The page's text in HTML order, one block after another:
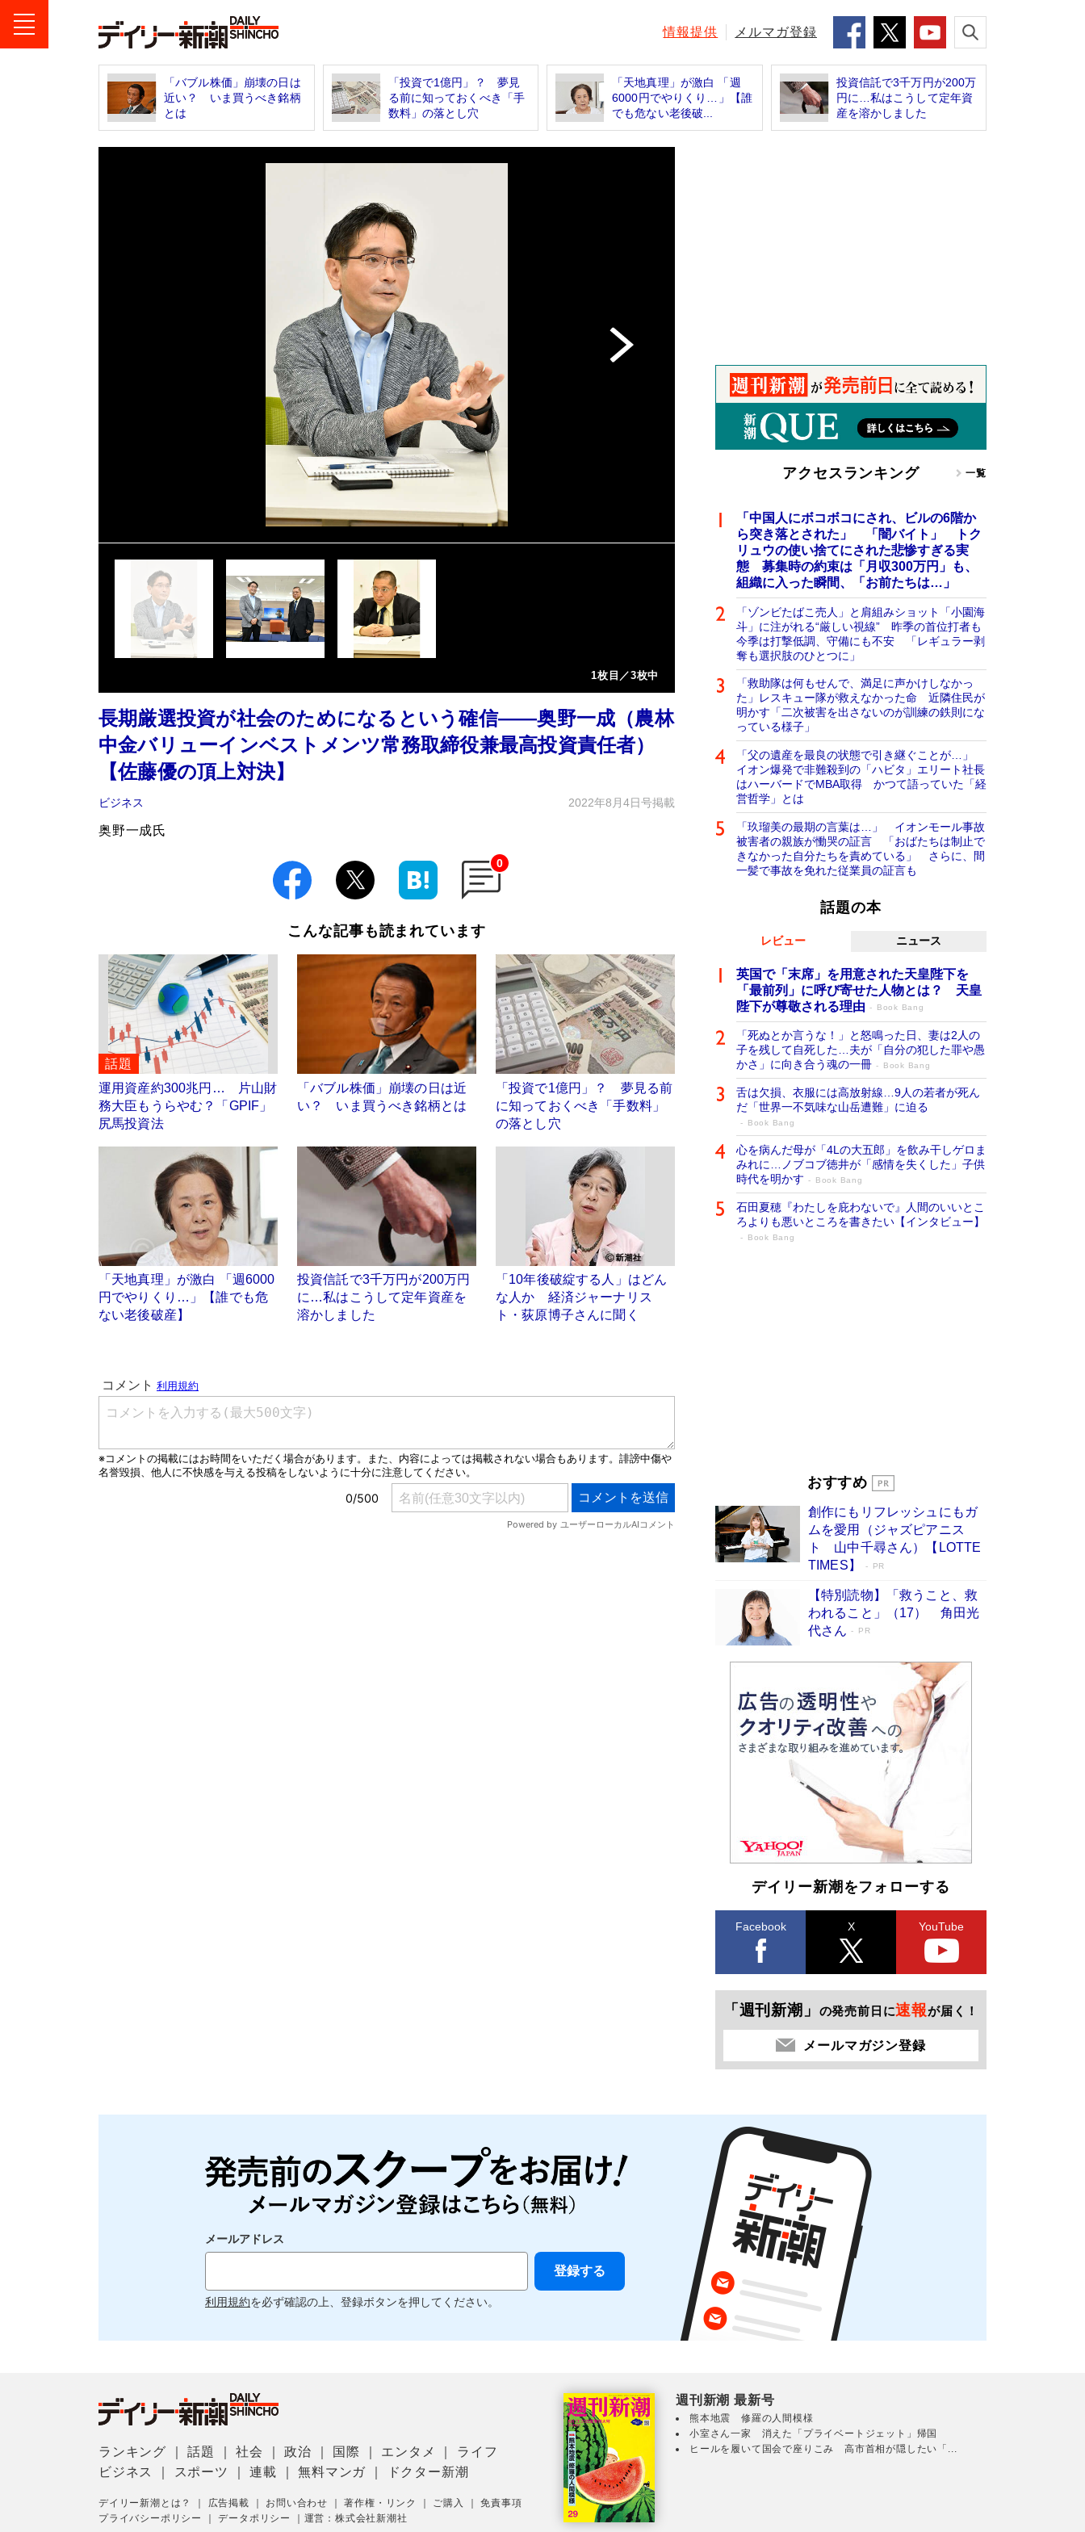
情報提供 メルマガ登録
「バブル株価」崩壊の日は
近い？ いま買うべき銘柄
とは
「投資で1億円」？ 夢見
る前に知っておくべき「手
数料」の落とし穴
「天地真理」が激白 「週
6000円でやりくり…」【誰
でも危ない老後破...
投資信託で3千万円が200万
円に…私はこうして定年資
産を溶かしました
1枚目／3枚中
長期厳選投資が社会のためになるという確信――奥野一成（農林
中金バリューインベストメンツ常務取締役兼最高投資責任者）
【佐藤優の頂上対決】
ビジネス 2022年8月4日号掲載
奥野一成氏
0
こんな記事も読まれています
話題
運用資産約300兆円… 片山財
務大臣もうらやむ？「GPIF」
尻馬投資法
「バブル株価」崩壊の日は近
い？ いま買うべき銘柄とは
「投資で1億円」？ 夢見る前
に知っておくべき「手数料」
の落とし穴
「天地真理」が激白 「週6000
円でやりくり…」【誰でも危
ない老後破産】
投資信託で3千万円が200万円
に…私はこうして定年資産を
溶かしました
「10年後破綻する人」はどん
な人か 経済ジャーナリス
ト・荻原博子さんに聞く
アクセスランキング 一覧
「中国人にボコボコにされ、ビルの6階か
ら突き落とされた」 「闇バイト」 トク
リュウの使い捨てにされた悲惨すぎる実
態 募集時の約束は「月収300万円」も、
組織に入った瞬間、「お前たちは…」
「ゾンビたばこ売人」と肩組みショット「小園海
斗」に注がれる“厳しい視線” 昨季の首位打者も
今季は打撃低調、守備にも不安 「レギュラー剥
奪も選択肢のひとつに」
「救助隊は何もせんで、満足に声かけしなかっ
た」レスキュー隊が救えなかった命 近隣住民が
明かす「二次被害を出さないのが訓練の鉄則にな
っている様子」
「父の遺産を最良の状態で引き継ぐことが…」
イオン爆発で非難殺到の「ハビタ」エリート社長
はハーバードでMBA取得 かつて語っていた「経
営哲学」とは
「玖瑠美の最期の言葉は…」 イオンモール事故
被害者の親族が慟哭の証言 「おばたちは制止で
きなかった自分たちを責めている」 さらに、間
一髪で事故を免れた従業員の証言も
話題の本
レビュー ニュース
英国で「末席」を用意された天皇陛下を
「最前列」に呼び寄せた人物とは？ 天皇
陛下が尊敬される理由
Book Bang
「死ぬとか言うな！」と怒鳴った日、妻は2人の
子を残して自死した…夫が「自分の犯した罪や愚
かさ」に向き合う魂の一冊
Book Bang
舌は欠損、衣服には高放射線…9人の若者が死ん
だ「世界一不気味な山岳遭難」に迫る
Book Bang
心を病んだ母が「4Lの大五郎」を飲み干しゲロま
みれに…ノブコブ徳井が「感情を失くした」子供
時代を明かす
Book Bang
石田夏穂『わたしを庇わないで』人間のいいとこ
ろよりも悪いところを書きたい【インタビュー】
Book Bang
「『火垂るの墓』は、大嘘である」原作者が抱き
続けた“自責の念”とは…「自己憐憫は描きたくな
い」監督が徹底的にこだわったこと（後編） #
戦争の記憶
Book Bang
おすすめ
創作にもリフレッシュにもガ
ムを愛用（ジャズピアニス
ト 山中千尋さん）【LOTTE
TIMES】
PR
【特別読物】「救うこと、救
われること」（17） 角田光
代さん
PR
デイリー新潮をフォローする
Facebook X YouTube
「週刊新潮」 の発売前日に速報が届く！
メールマガジン登録
メールアドレス
利用規約を必ず確認の上、登録ボタンを押してください。
ランキング ｜話題 ｜社会 ｜政治 国際 エンタメ
ライフ
ビジネス
スポーツ ｜連載 ｜無料マンガ ドクター新潮
デイリー新潮とは？ 広告掲載 お問い合わせ ｜著作権・リンク ご購入 ｜免責事項
プライバシーポリシー
｜データポリシー 運営：株式会社新潮社
週刊新潮 最新号
熊本地震 修羅の人間模様
小室さん一家 消えた「プライベートジェット」帰国
ヒールを履いて国会で座りこみ 高市首相が隠したい「...